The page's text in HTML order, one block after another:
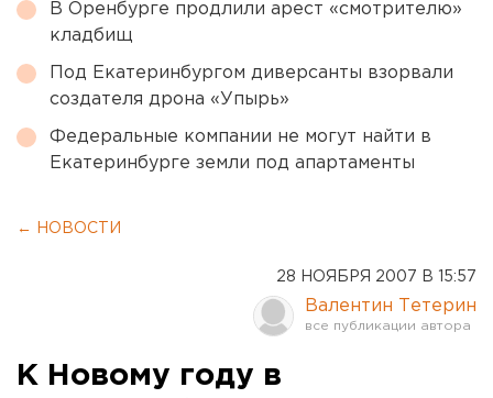
В Оренбурге продлили арест «смотрителю»
кладбищ
Под Екатеринбургом диверсанты взорвали
создателя дрона «Упырь»
Федеральные компании не могут найти в
Екатеринбурге земли под апартаменты
← НОВОСТИ
28 НОЯБРЯ 2007 В 15:57
Валентин Тетерин
К Новому году в